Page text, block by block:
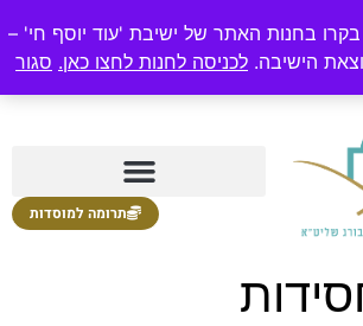
בקרו בחנות האתר של ישיבת 'עוד יוסף חי' –
הישיבה. לכניסה לחנות לחצו כאן. סגור
תרומה למוסדות